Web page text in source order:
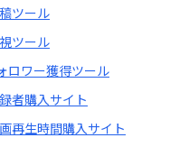
ツール
ツール
ワー獲得ツール
者購入サイト
再生時間購入サイト